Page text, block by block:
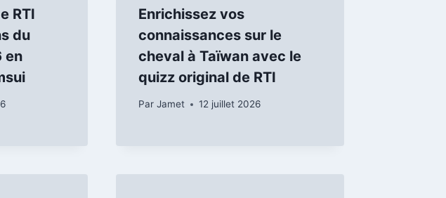
RTI
du
en
Enrichissez vos
connaissances sur le
cheval à Taïwan avec le
quizz original de RTI
Par Jamet 12 juillet 2026